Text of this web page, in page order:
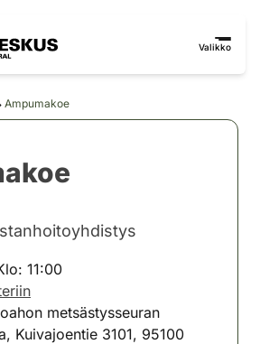
Valikko
Ampumakoe
11:00
metsästysseuran
Kuivajoentie 3101, 95100